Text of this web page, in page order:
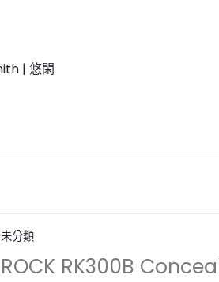
未分類
ROCK RK300B